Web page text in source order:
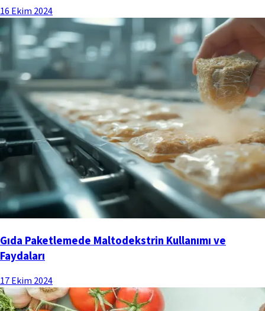
16 Ekim 2024
Gıda Paketlemede Maltodekstrin Kullanımı ve
Faydaları
17 Ekim 2024